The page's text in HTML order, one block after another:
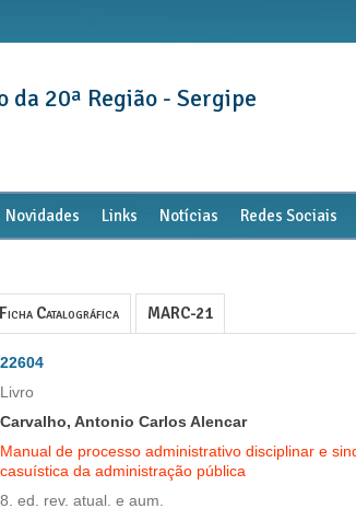
20ª Região - Sergipe
Novidades Links Notícias Redes Sociais
Ficha Catalográfica MARC-21
22604
Livro
Carvalho, Antonio Carlos Alencar
Manual de processo administrativo disciplinar e
casuística da administração pública
8. ed. rev. atual. e aum.